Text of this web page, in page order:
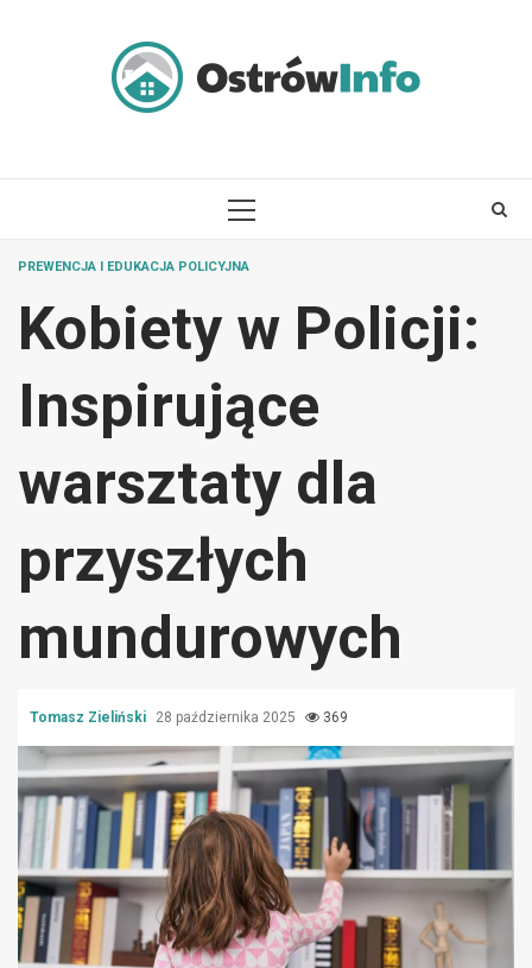
PRIMARY
PREWENCJA I EDUKACJA POLICYJNA
Kobiety w Policji:
Inspirujące
warsztaty dla
przyszłych
mundurowych
Tomasz Zieliński 28 października 2025 369